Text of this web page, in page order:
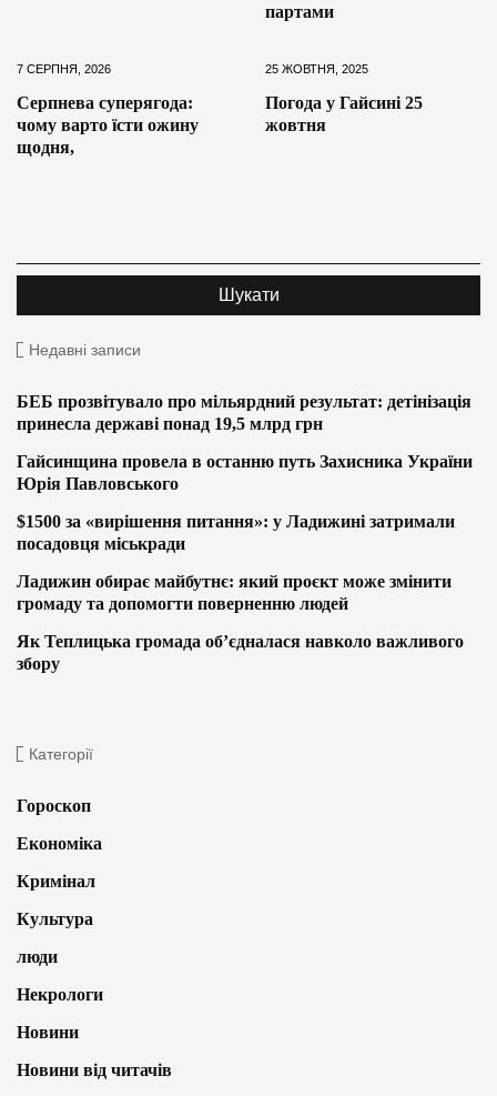
партами
7 СЕРПНЯ, 2026
Серпнева суперягода:
чому варто їсти ожину
щодня,
25 ЖОВТНЯ, 2025
Погода у Гайсині 25
жовтня
Недавні записи
БЕБ прозвітувало про мільярдний результат: детінізація
принесла державі понад 19,5 млрд грн
Гайсинщина провела в останню путь Захисника України
Юрія Павловського
$1500 за «вирішення питання»: у Ладижині затримали
посадовця міськради
Ладижин обирає майбутнє: який проєкт може змінити
громаду та допомогти поверненню людей
Як Теплицька громада об’єдналася навколо важливого
збору
Категорії
Гороскоп
Економіка
Кримінал
Культура
люди
Некрологи
Новини
Новини від читачів